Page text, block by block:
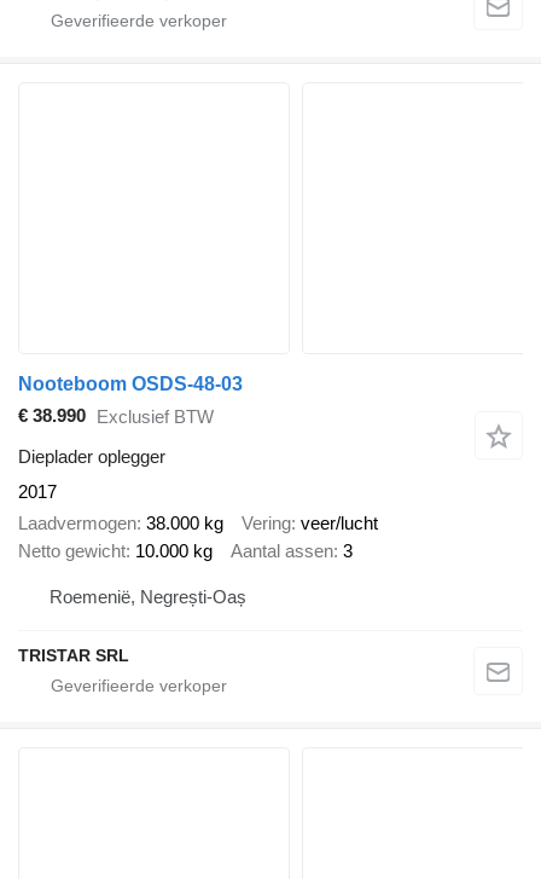
Nooteboom OSDS-48-03
€ 38.990 Exclusief BTW
Dieplader oplegger
2017
Laadvermogen 38.000 kg Vering veer/lucht
Netto gewicht 10.000 kg Aantal assen 3
Roemenië, Negrești-Oaș
TRISTAR SRL